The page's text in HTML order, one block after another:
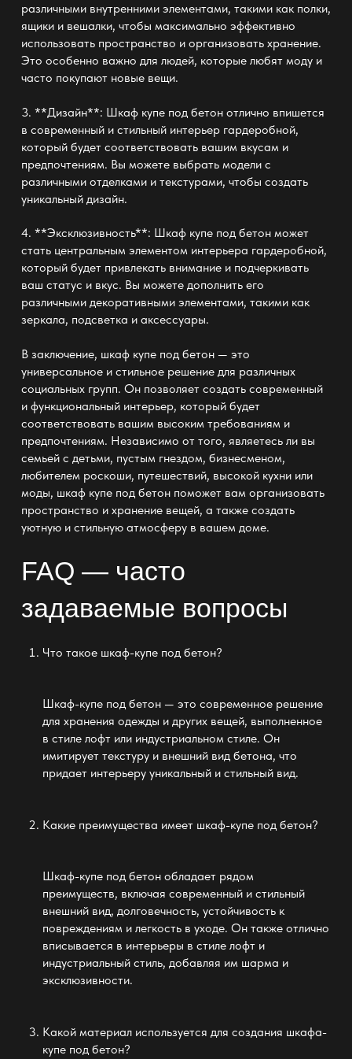
различными внутренними элементами, такими как полки,
ящики и вешалки, чтобы максимально эффективно
использовать пространство и организовать хранение.
Это особенно важно для людей, которые любят моду и
часто покупают новые вещи.
3. **Дизайн**: Шкаф купе под бетон отлично впишется
в современный и стильный интерьер гардеробной,
который будет соответствовать вашим вкусам и
предпочтениям. Вы можете выбрать модели с
различными отделками и текстурами, чтобы создать
уникальный дизайн.
4. **Эксклюзивность**: Шкаф купе под бетон может
стать центральным элементом интерьера гардеробной,
который будет привлекать внимание и подчеркивать
ваш статус и вкус. Вы можете дополнить его
различными декоративными элементами, такими как
зеркала, подсветка и аксессуары.
В заключение, шкаф купе под бетон — это
универсальное и стильное решение для различных
социальных групп. Он позволяет создать современный
и функциональный интерьер, который будет
соответствовать вашим высоким требованиям и
предпочтениям. Независимо от того, являетесь ли вы
семьей с детьми, пустым гнездом, бизнесменом,
любителем роскоши, путешествий, высокой кухни или
моды, шкаф купе под бетон поможет вам организовать
пространство и хранение вещей, а также создать
уютную и стильную атмосферу в вашем доме.
FAQ — часто
задаваемые вопросы
Что такое шкаф-купе под бетон?
Шкаф-купе под бетон — это современное решение
для хранения одежды и других вещей, выполненное
в стиле лофт или индустриальном стиле. Он
имитирует текстуру и внешний вид бетона, что
придает интерьеру уникальный и стильный вид.
Какие преимущества имеет шкаф-купе под бетон?
Шкаф-купе под бетон обладает рядом
преимуществ, включая современный и стильный
внешний вид, долговечность, устойчивость к
повреждениям и легкость в уходе. Он также отлично
вписывается в интерьеры в стиле лофт и
индустриальный стиль, добавляя им шарма и
эксклюзивности.
Какой материал используется для создания шкафа-
купе под бетон?